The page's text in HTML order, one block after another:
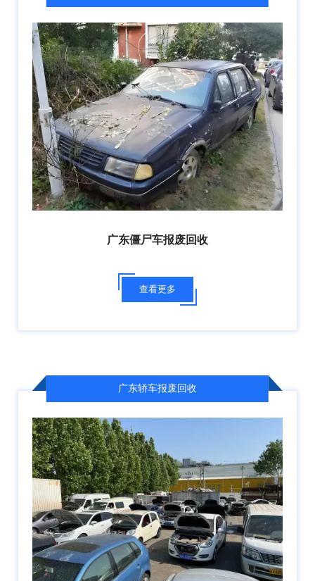
广东僵尸车报废回收
查看更多
广东轿车报废回收